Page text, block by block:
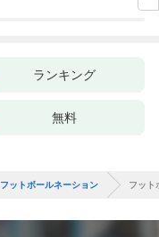
ランキング
無料
フットボールネーション フット